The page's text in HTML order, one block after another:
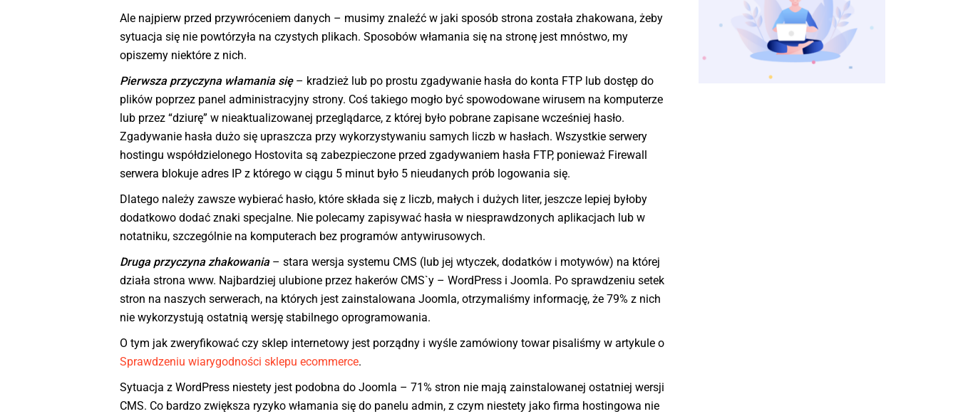
Ale najpierw przed przywróceniem danych – musimy znaleźć w jaki sposób strona została zhakowana, żeby
sytuacja się nie powtórzyła na czystych plikach. Sposobów włamania się na stronę jest mnóstwo, my
opiszemy niektóre z nich.
Pierwsza przyczyna włamania się– kradzież lub po prostu zgadywanie hasła do konta FTP lub dostęp do
plików poprzez panel administracyjny strony. Coś takiego mogło być spowodowane wirusem na komputerze
lub przez “dziurę” w nieaktualizowanej przeglądarce, z której było pobrane zapisane wcześniej hasło.
Zgadywanie hasła dużo się upraszcza przy wykorzystywaniu samych liczb w hasłach. Wszystkie serwery
hostingu współdzielonego Hostovita są zabezpieczone przed zgadywaniem hasła FTP, ponieważ Firewall
serwera blokuje adres IP z którego w ciągu 5 minut było 5 nieudanych prób logowania się.
Dlatego należy zawsze wybierać hasło, które składa się z liczb, małych i dużych liter, jeszcze lepiej byłoby
dodatkowo dodać znaki specjalne. Nie polecamy zapisywać hasła w niesprawdzonych aplikacjach lub w
notatniku, szczególnie na komputerach bez programów antywirusowych.
Druga przyczyna zhakowania– stara wersja systemu CMS (lub jej wtyczek, dodatków i motywów) na której
działa strona www. Najbardziej ulubione przez hakerów CMS`y – WordPress i Joomla. Po sprawdzeniu setek
stron na naszych serwerach, na których jest zainstalowana Joomla, otrzymaliśmy informację, że 79% z nich
nie wykorzystują ostatnią wersję stabilnego oprogramowania.
O tym jak zweryfikować czy sklep internetowy jest porządny i wyśle zamówiony towar pisaliśmy w artykule o
Sprawdzeniu wiarygodności sklepu ecommerce.
Sytuacja z WordPress niestety jest podobna do Joomla – 71% stron nie mają zainstalowanej ostatniej wersji
CMS. Co bardzo zwiększa ryzyko włamania się do panelu admin, z czym niestety jako firma hostingowa nie